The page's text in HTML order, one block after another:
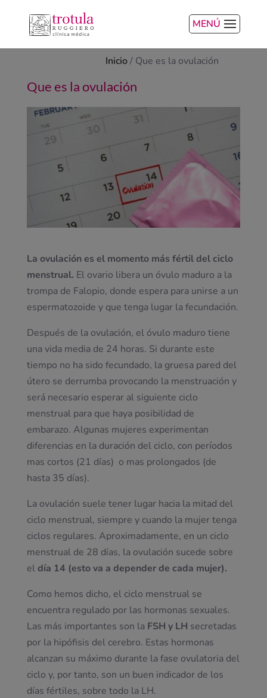
MENÚ
Inicio/ Que es la ovulación
Que es la ovulación
La ovulación es el momento más fértil del ciclo
menstrual. El ovario libera un óvulo maduro a la
trompa de Falopio, donde espera para unirse a un
espermatozoide y que tenga lugar la fecundación.
Después de la ovulación, el óvulo maduro tiene
una vida media de 24 horas. Si durante este
tiempo no ha sido fecundado, la gruesa pared del
útero se derrumba provocando la menstruación y
será necesario esperar al siguiente ciclo
menstrual para que haya posibilidad de
embarazo. Algunas mujeres experimentan
diferencias en la duración del ciclo, con períodos
mas cortos (21 días) o mas prolongados (de
hasta 35 días).
La ovulación suele tener lugar hacia la mitad del
ciclo menstrual, siempre y cuando la mujer tenga
ciclos regulares. Aproximadamente, en un ciclo
menstrual de 28 días, la ovulación sucede sobre
eldía 14 (esto va a depender de cada mujer).
Como hemos dicho, el ciclo menstrual se
encuentra regulado por las hormonas sexuales.
Las más importantes son la FSH y LH secretadas
por la hipófisis del cerebro. Estas hormonas
alcanzan su máximo durante la fase ovulatoria del
ciclo y, por tanto, son un buen indicador de los
días fértiles, sobre todo la LH.